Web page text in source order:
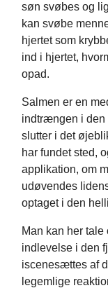
søn svøbes og
kan svøbe
hjertet som
ind i hjertet,
opad.
Salmen er en
indtrængen i den
slutter i det
har fundet sted,
applikation, om
udøvendes
optaget i den
Man kan her
indlevelse i den
iscenesættes af
legemlige